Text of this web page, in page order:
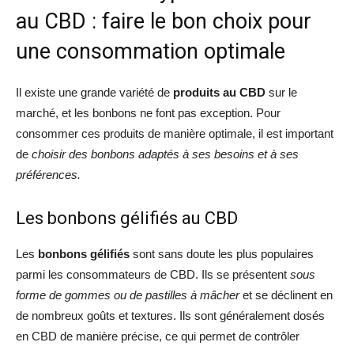
au CBD : faire le bon choix pour
une consommation optimale
Il existe une grande variété de produits au CBD sur le
marché, et les bonbons ne font pas exception. Pour
consommer ces produits de manière optimale, il est important
de choisir des bonbons adaptés à ses besoins et à ses
préférences.
Les bonbons gélifiés au CBD
Les bonbons gélifiés sont sans doute les plus populaires
parmi les consommateurs de CBD. Ils se présentent sous
forme de gommes ou de pastilles à mâcheret se déclinent en
de nombreux goûts et textures. Ils sont généralement dosés
en CBD de manière précise, ce qui permet de contrôler